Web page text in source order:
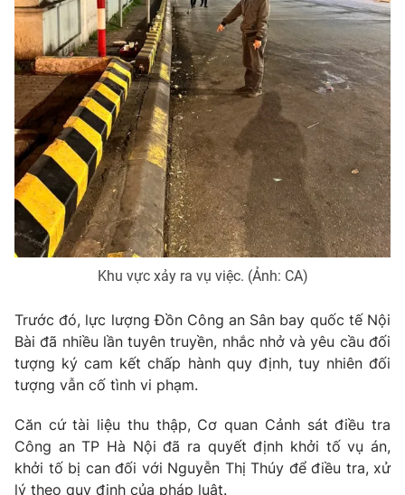
Tổng Biên tập:Vũ Thanh Thủy
Phó Tổng Biên tập:Nguyễn Thị Mỹ Hạnh, Phạm Quốc Thắng,
Nguyễn Trọng Ninh
Tổng đài VTV:024.38 355 931 - 024.38 355 932
Ðiện thoại Thời báo VTV:024.66 897 897
Email: toasoan@vtv.vn
Liên hệ quảng cáo:024-7300.7108
thuận bằng văn bản. Ghi rõ nguồn VTV.vn khi phát hành lại
thông tin từ website này.
Khu vực xảy ra vụ việc. (Ảnh: CA)
Trước đó, lực lượng Đồn Công an Sân bay quốc tế Nội
Bài đã nhiều lần tuyên truyền, nhắc nhở và yêu cầu đối
tượng ký cam kết chấp hành quy định, tuy nhiên đối
tượng vẫn cố tình vi phạm.
Căn cứ tài liệu thu thập, Cơ quan Cảnh sát điều tra
Công an TP Hà Nội đã ra quyết định khởi tố vụ án,
khởi tố bị can đối với Nguyễn Thị Thúy để điều tra, xử
lý theo quy định của pháp luật.